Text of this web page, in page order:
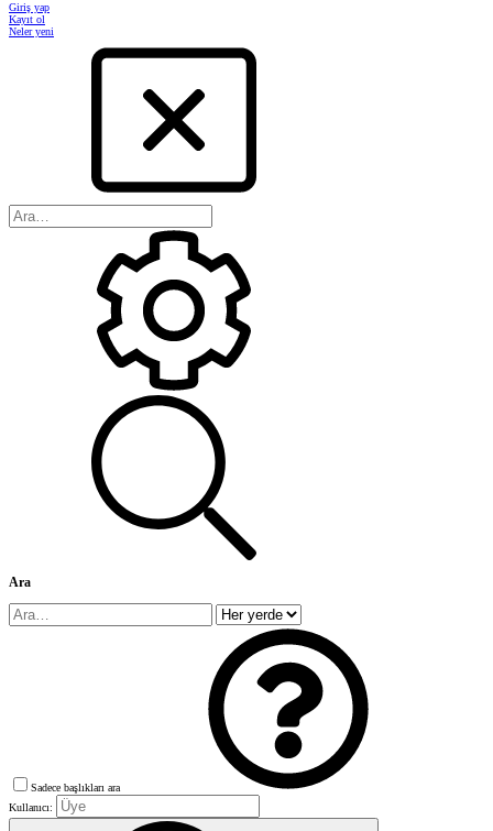
Giriş yap
Kayıt ol
Neler yeni
Ara
Sadece başlıkları ara
Kullanıcı: